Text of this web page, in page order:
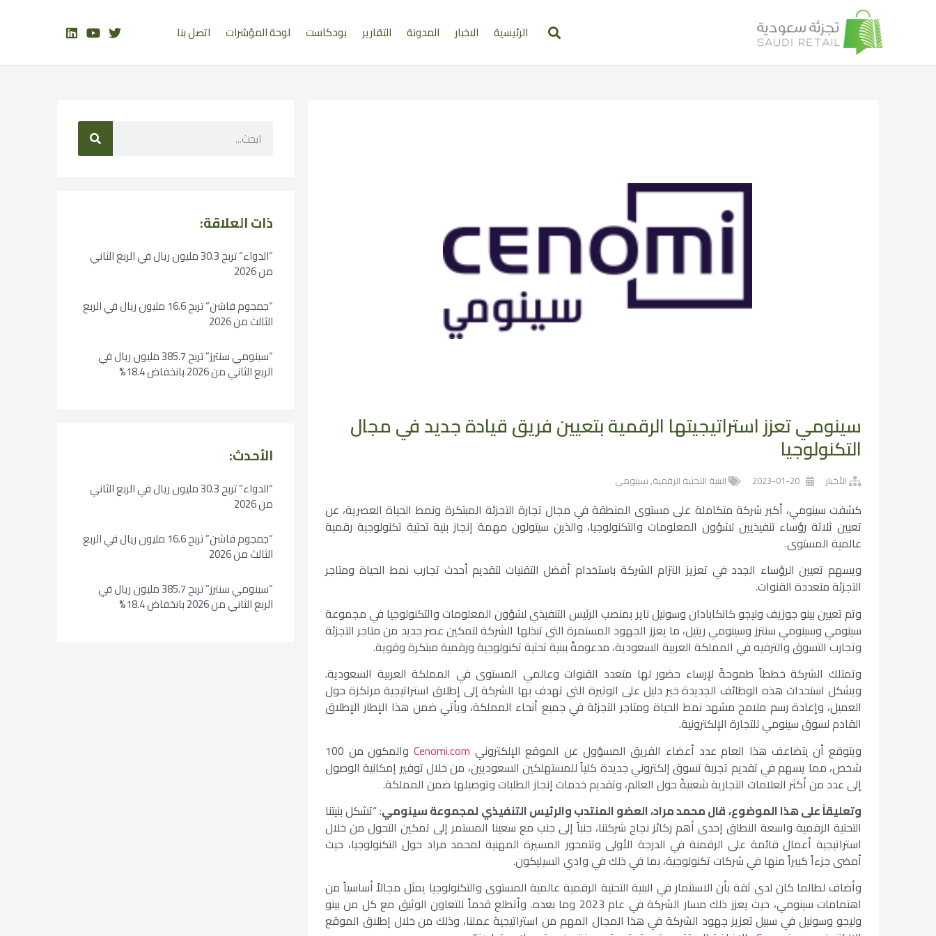
الرئيسية الاخبار المدونة التقارير بودكاست لوحة المؤشرات اتصل بنا
سينومي تعزز استراتيجيتها الرقمية بتعيين فريق قيادة جديد في مجال
التكنولوجيا
الأخبار 2023-01-20 البنية التحتية الرقمية,سينومي
كشفت سينومي، أكبر شركة متكاملة على مستوى المنطقة في مجال تجارة التجزئة المبتكرة ونمط الحياة العصرية، عن
تعيين ثلاثة رؤساء تنفيذيين لشؤون المعلومات والتكنولوجيا، والذين سيتولون مهمة إنجاز بنية تحتية تكنولوجية رقمية
عالمية المستوى.
ويسهم تعيين الرؤساء الجدد في تعزيز التزام الشركة باستخدام أفضل التقنيات لتقديم أحدث تجارب نمط الحياة ومتاجر
التجزئة متعددة القنوات.
وتم تعيين بينو جوزيف وليجو كانكابادان وسونيل ناير بمنصب الرئيس التنفيذي لشؤون المعلومات والتكنولوجيا في مجموعة
سينومي وسينومي سنترز وسينومي ريتيل، ما يعزز الجهود المستمرة التي تبذلها الشركة لتمكين عصر جديد من متاجر التجزئة
وتجارب التسوق والترفيه في المملكة العربية السعودية، مدعومةً ببنية تحتية تكنولوجية ورقمية مبتكرة وقوية.
وتمتلك الشركة خططاً طموحةً لإرساء حضور لها متعدد القنوات وعالمي المستوى في المملكة العربية السعودية.
ويشكل استحداث هذه الوظائف الجديدة خير دليل على الوتيرة التي تهدف بها الشركة إلى إطلاق استراتيجية مرتكزة حول
العميل، وإعادة رسم ملامح مشهد نمط الحياة ومتاجر التجزئة في جميع أنحاء المملكة، ويأتي ضمن هذا الإطار الإطلاق
القادم لسوق سينومي للتجارة الإلكترونية.
ويتوقع أن يتضاعف هذا العام عدد أعضاء الفريق المسؤول عن الموقع الإلكتروني Cenomi.com
والمكون من 100
شخص، مما يسهم في تقديم تجربة تسوق إلكتروني جديدة كلياً للمستهلكين السعوديين، من خلال توفير إمكانية الوصول
إلى عدد من أكثر العلامات التجارية شعبيةً حول العالم، وتقديم خدمات إنجاز الطلبات وتوصيلها ضمن المملكة.
وتعليقاً على هذا الموضوع، قال محمد مراد، العضو المنتدب والرئيس التنفيذي لمجموعة سينومي: “تشكل بنيتنا
التحتية الرقمية واسعة النطاق إحدى أهم ركائز نجاح شركتنا، جنباً إلى جنب مع سعينا المستمر إلى تمكين التحول من خلال
استراتيجية أعمال قائمة على الرقمنة في الدرجة الأولى وتتمحور المسيرة المهنية لمحمد مراد حول التكنولوجيا، حيث
أمضى جزءاً كبيراً منها في شركات تكنولوجية، بما في ذلك في وادي السيليكون.
وأضاف لطالما كان لدي ثقة بأن الاستثمار في البنية التحتية الرقمية عالمية المستوى والتكنولوجيا يمثل مجالاً أساسياً من
اهتمامات سينومي، حيث يعزز ذلك مسار الشركة في عام 2023 وما بعده. وأتطلع قدماً للتعاون الوثيق مع كل من بينو
وليجو وسونيل في سبيل تعزيز جهود الشركة في هذا المجال المهم من استراتيجية عملنا، وذلك من خلال إطلاق الموقع
ذات العلاقة:
“الدواء” تربح 30.3 مليون ريال في الربع الثاني
من 2026
“جمجوم فاشن” تربح 16.6 مليون ريال في الربع
الثالث من 2026
“سينومي سنترز” تربح 385.7 مليون ريال في
الربع الثاني من 2026 بانخفاض 18.4%
الأحدث:
“الدواء” تربح 30.3 مليون ريال في الربع الثاني
من 2026
“جمجوم فاشن” تربح 16.6 مليون ريال في الربع
الثالث من 2026
“سينومي سنترز” تربح 385.7 مليون ريال في
الربع الثاني من 2026 بانخفاض 18.4%